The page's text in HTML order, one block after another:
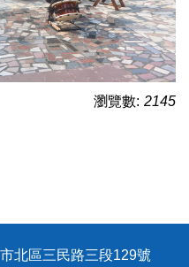
瀏覽數: 2145
北區三民路三段129號